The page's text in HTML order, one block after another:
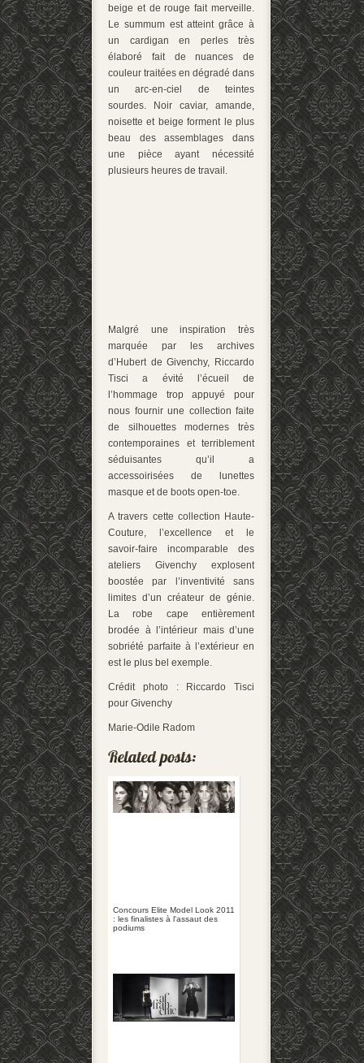
beige et de rouge fait merveille.
Le summum est atteint grâce à
un cardigan en perles très
élaboré fait de nuances de
couleur traitées en dégradé dans
un arc-en-ciel de teintes
sourdes. Noir caviar, amande,
noisette et beige forment le plus
beau des assemblages dans
une pièce ayant nécessité
plusieurs heures de travail.
Malgré une inspiration très
marquée par les archives
d’Hubert de Givenchy, Riccardo
Tisci a évité l’écueil de
l’hommage trop appuyé pour
nous fournir une collection faite
de silhouettes modernes très
contemporaines et terriblement
séduisantes qu’il a
accessoirisées de lunettes
masque et de boots open-toe.
A travers cette collection Haute-
Couture, l’excellence et le
savoir-faire incomparable des
ateliers Givenchy explosent
boostée par l’inventivité sans
limites d’un créateur de génie.
La robe cape entièrement
brodée à l’intérieur mais d’une
sobriété parfaite à l’extérieur en
est le plus bel exemple.
Crédit photo : Riccardo Tisci
pour Givenchy
Marie-Odile Radom
Concours Elite Model Look 2011
: les finalistes à l'assaut des
podiums